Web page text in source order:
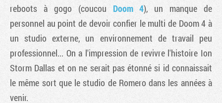
reboots à gogo (coucou Doom 4), un manque de
personnel au point de devoir confier le multi de Doom 4 à
un studio externe, un environnement de travail peu
professionnel... On a l'impression de revivre l'histoire Ion
Storm Dallas et on ne serait pas étonné si id connaissait
le même sort que le studio de Romero dans les années à
venir.